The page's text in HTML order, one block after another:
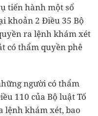
tiến hành một số
khoản 2 Điều 35 Bộ
ra lệnh khám xét
có thẩm quyền phê
người có thẩm
110 của Bộ luật Tố
lệnh khám xét, bao